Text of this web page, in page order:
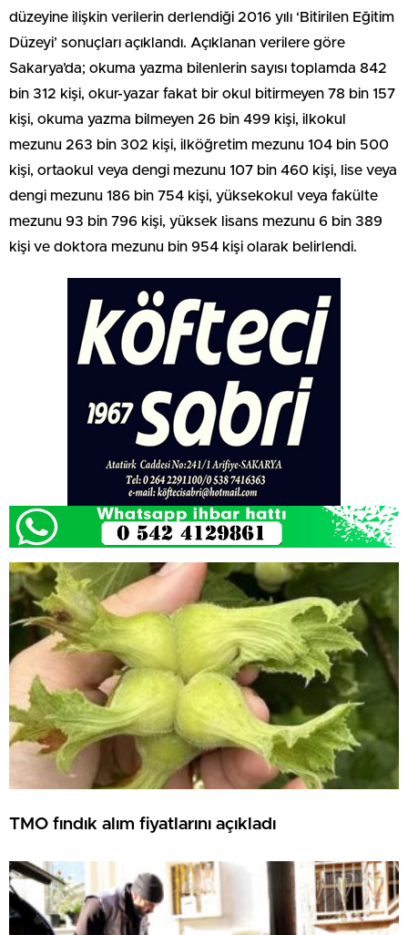
düzeyine ilişkin verilerin derlendiği 2016 yılı ‘Bitirilen Eğitim
Düzeyi’ sonuçları açıklandı. Açıklanan verilere göre
Sakarya’da; okuma yazma bilenlerin sayısı toplamda 842
bin 312 kişi, okur-yazar fakat bir okul bitirmeyen 78 bin 157
kişi, okuma yazma bilmeyen 26 bin 499 kişi, ilkokul
mezunu 263 bin 302 kişi, ilköğretim mezunu 104 bin 500
kişi, ortaokul veya dengi mezunu 107 bin 460 kişi, lise veya
dengi mezunu 186 bin 754 kişi, yüksekokul veya fakülte
mezunu 93 bin 796 kişi, yüksek lisans mezunu 6 bin 389
kişi ve doktora mezunu bin 954 kişi olarak belirlendi.
TMO fındık alım fiyatlarını açıkladı